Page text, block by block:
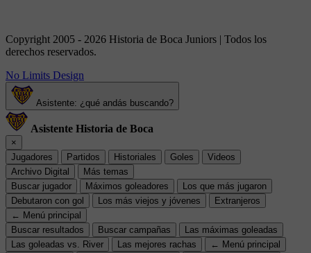
Copyright 2005 - 2026 Historia de Boca Juniors | Todos los
derechos reservados.
No Limits Design
Asistente: ¿qué andás buscando?
Asistente Historia de Boca
×
Jugadores
Partidos Historiales Goles
Videos
Archivo Digital
Más temas
Buscar jugador
Máximos goleadores
Los que más jugaron
Debutaron con gol
Los más viejos y jóvenes
Extranjeros
← Menú principal
Buscar resultados
Buscar campañas
Las máximas goleadas
Las goleadas vs. River
Las mejores rachas ← Menú principal